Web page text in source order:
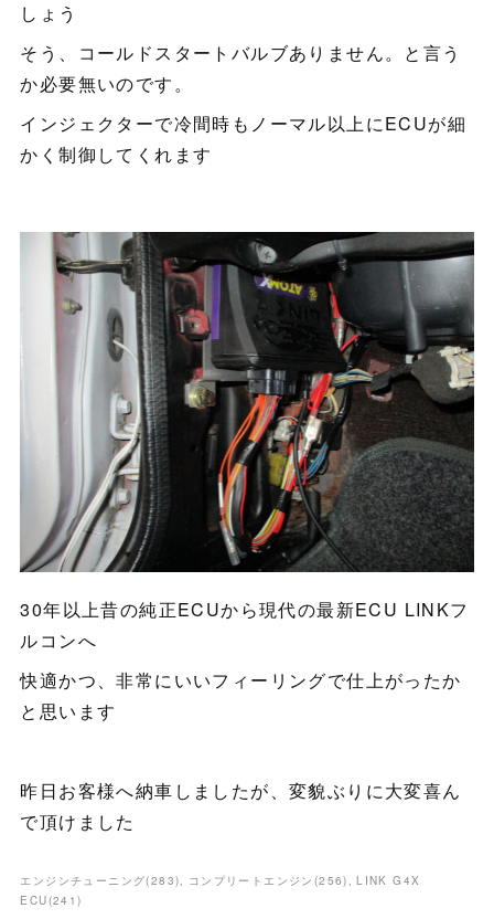
しょう
そう、コールドスタートバルブありません。と言う
か必要無いのです。
インジェクターで冷間時もノーマル以上にECUが細
かく制御してくれます
30年以上昔の純正ECUから現代の最新ECU LINKフ
ルコンへ
快適かつ、非常にいいフィーリングで仕上がったか
と思います
昨日お客様へ納車しましたが、変貌ぶりに大変喜ん
で頂けました
エンジンチューニング(283) コンプリートエンジン (256)
LINK G4X
ECU(241)